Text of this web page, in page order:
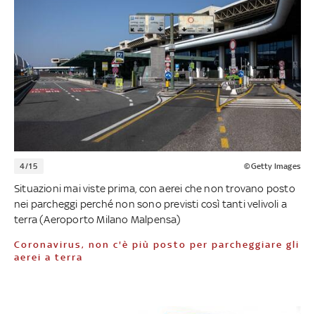
4/15 ©Getty Images
Situazioni mai viste prima, con aerei che non trovano posto
nei parcheggi perché non sono previsti così tanti velivoli a
terra (Aeroporto Milano Malpensa)
Coronavirus, non c'è più posto per parcheggiare gli
aerei a terra